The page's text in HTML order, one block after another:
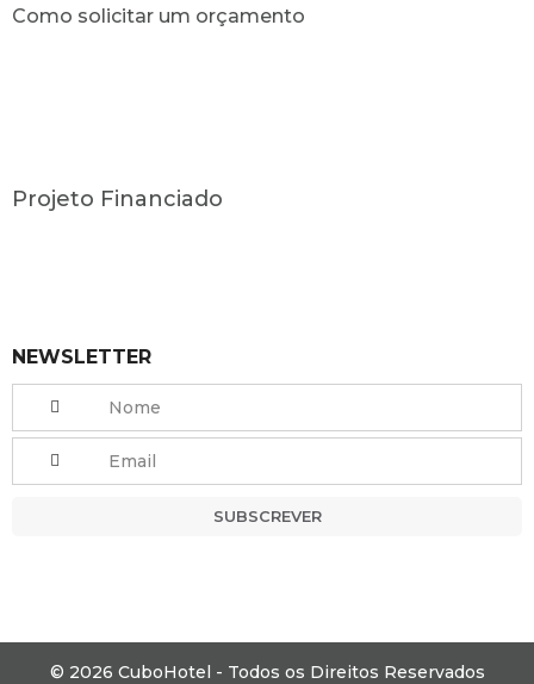
Como solicitar um orçamento
Projeto Financiado
NEWSLETTER
SUBSCREVER
© 2026 CuboHotel - Todos os Direitos Reservados